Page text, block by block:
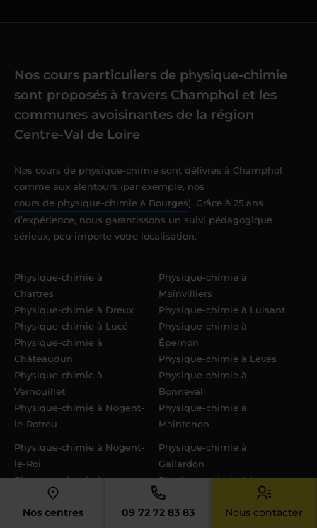
Nos centres 09 72 72 83 83 Nous contacter
Nos cours particuliers de physique-chimie
sont proposés à travers Champhol et les
communes avoisinantes de la région
Centre-Val de Loire
Nos cours de physique-chimie sont délivrés à Champhol
comme aux alentours (par exemple, nos
cours de physique-chimie à Bourges). Grâce à 25 ans
d’expérience, nous garantissons un suivi pédagogique
sérieux, peu importe votre localisation.
Physique-chimie à
Chartres
Physique-chimie à Dreux
Physique-chimie à Lucé
Physique-chimie à
Châteaudun
Physique-chimie à
Vernouillet
Physique-chimie à Nogent-
le-Rotrou
Physique-chimie à
Mainvilliers
Physique-chimie à Luisant
Physique-chimie à
Épernon
Physique-chimie à Lèves
Physique-chimie à
Bonneval
Physique-chimie à
Maintenon
Physique-chimie à Nogent-
le-Roi
Physique-chimie à
Auneau-Bleury-Saint-
Symphorien
Physique-chimie à
Gallardon
Physique-chimie à La
Loupe
Physique-chimie à Illiers-